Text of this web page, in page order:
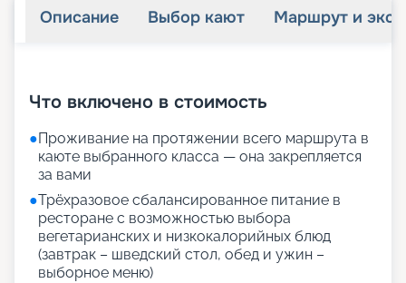
Описание Выбор кают Маршрут и
Что включено в стоимость
●Проживание на протяжении всего маршрута в
каюте выбранного класса — она закрепляется
за вами
●Трёхразовое сбалансированное питание в
ресторане с возможностью выбора
вегетарианских и низкокалорийных блюд
(завтрак – шведский стол, обед и ужин –
выборное меню)